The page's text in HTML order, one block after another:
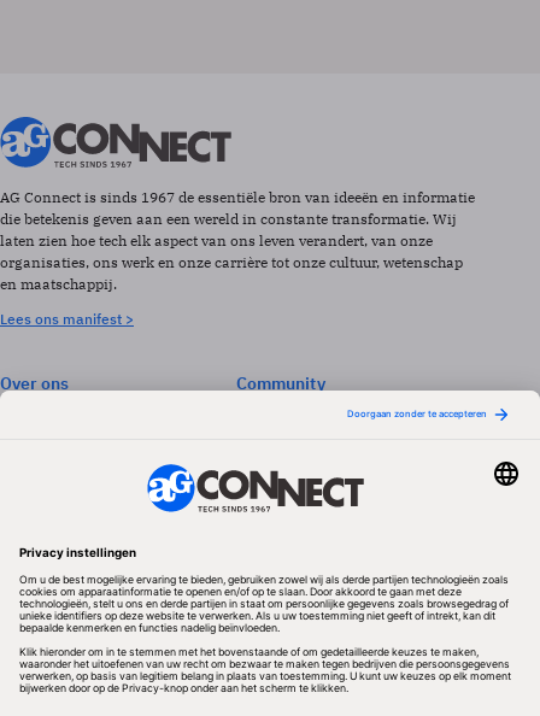
AG Connect is sinds 1967 de essentiële bron van ideeën en informatie
die betekenis geven aan een wereld in constante transformatie. Wij
laten zien hoe tech elk aspect van ons leven verandert, van onze
organisaties, ons werk en onze carrière tot onze cultuur, wetenschap
en maatschappij.
Lees ons manifest >
Over ons
Privacyinstellingen
Community
Events & Opleidingen
Vacatures
Whitepapers
Volg ons